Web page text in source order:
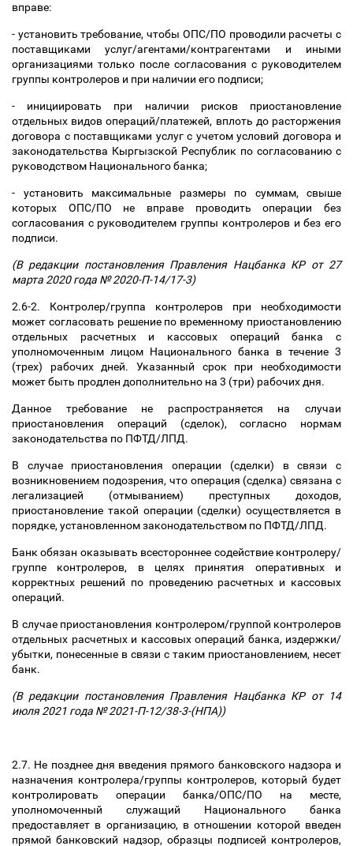
вправе:
- установить требование, чтобы ОПС/ПО проводили расчеты с
поставщиками услуг/агентами/контрагентами и иными
организациями только после согласования с руководителем
группы контролеров и при наличии его подписи;
- инициировать при наличии рисков приостановление
отдельных видов операций/платежей, вплоть до расторжения
договора с поставщиками услуг с учетом условий договора и
законодательства Кыргызской Республик по согласованию с
руководством Национального банка;
- установить максимальные размеры по суммам, свыше
которых ОПС/ПО не вправе проводить операции без
согласования с руководителем группы контролеров и без его
подписи.
(В редакции постановления Правления Нацбанка КР от 27
марта 2020 года № 2020-П-14/17-3)
2.6-2. Контролер/группа контролеров при необходимости
может согласовать решение по временному приостановлению
отдельных расчетных и кассовых операций банка с
уполномоченным лицом Национального банка в течение 3
(трех) рабочих дней. Указанный срок при необходимости
может быть продлен дополнительно на 3 (три) рабочих дня.
Данное требование не распространяется на случаи
приостановления операций (сделок), согласно нормам
законодательства по ПФТД/ЛПД.
В случае приостановления операции (сделки) в связи с
возникновением подозрения, что операция (сделка) связана с
легализацией (отмыванием) преступных доходов,
приостановление такой операции (сделки) осуществляется в
порядке, установленном законодательством по ПФТД/ЛПД.
Банк обязан оказывать всестороннее содействие контролеру/
группе контролеров, в целях принятия оперативных и
корректных решений по проведению расчетных и кассовых
операций.
В случае приостановления контролером/группой контролеров
отдельных расчетных и кассовых операций банка, издержки/
убытки, понесенные в связи с таким приостановлением, несет
банк.
(В редакции постановления Правления Нацбанка КР от 14
июля 2021 года № 2021-П-12/38-3-(НПА))
2.7. Не позднее дня введения прямого банковского надзора и
назначения контролера/группы контролеров, который будет
контролировать операции банка/ОПС/ПО на месте,
уполномоченный служащий Национального банка
предоставляет в организацию, в отношении которой введен
прямой банковский надзор, образцы подписей контролеров,